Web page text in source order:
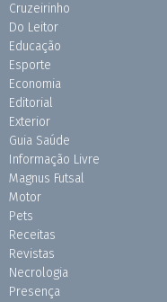
Cruzeirinho
Do Leitor
Educação
Esporte
Economia
Editorial
Exterior
Guia Saúde
Informação Livre
Magnus Futsal
Motor
Pets
Receitas
Revistas
Necrologia
Presença